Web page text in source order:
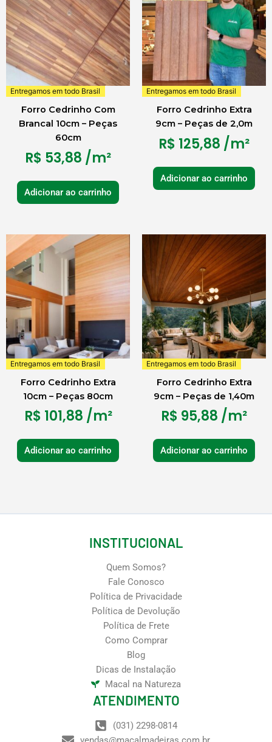
Entregamos em todo Brasil
Forro Cedrinho Com
Brancal 10cm – Peças
60cm
R$ 53,88 /m²
Adicionar ao carrinho
Entregamos em todo Brasil
Forro Cedrinho Extra
9cm – Peças de 2,0m
R$ 125,88 /m²
Adicionar ao carrinho
Entregamos em todo Brasil
Forro Cedrinho Extra
10cm – Peças 80cm
R$ 101,88 /m²
Adicionar ao carrinho
Entregamos em todo Brasil
Forro Cedrinho Extra
9cm – Peças de 1,40m
R$ 95,88 /m²
Adicionar ao carrinho
INSTITUCIONAL
Quem Somos?
Fale Conosco
Política de Privacidade
Política de Devolução
Política de Frete
Como Comprar
Blog
Dicas de Instalação
Macal na Natureza
ATENDIMENTO
(031) 2298-0814